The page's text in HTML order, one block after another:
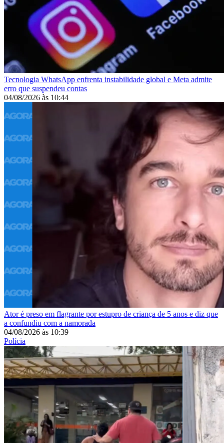
Tecnologia WhatsApp enfrenta instabilidade global e Meta admite
erro que suspendeu contas
04/08/2026 às 10:44
Ator é preso em flagrante por estupro de criança de 5 anos e diz que
a confundiu com a namorada
04/08/2026 às 10:39
Polícia